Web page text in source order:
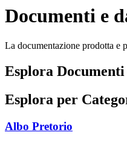
Documenti e
La documentazione prodotta e
Esplora
Esplora per
Albo Pretorio